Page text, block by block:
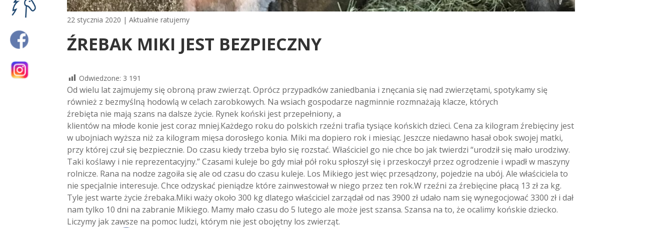
22 stycznia 2020 |Aktualnie ratujemy
ŹREBAK MIKI JEST BEZPIECZNY
Odwiedzone: 3 191
Od wielu lat zajmujemy się obroną praw zwierząt. Oprócz przypadków zaniedbania i znęcania się nad zwierzętami, spotykamy się
również z bezmyślną hodowlą w celach zarobkowych. Na wsiach gospodarze nagminnie rozmnażają klacze, których
źrebięta nie mają szans na dalsze życie. Rynek koński jest przepełniony, a
klientów na młode konie jest coraz mniej.Każdego roku do polskich rzeźni trafia tysiące końskich dzieci. Cena za kilogram źrebięciny jest
w ubojniach wyższa niż za kilogram mięsa dorosłego konia. Miki ma dopiero rok i miesiąc. Jeszcze niedawno hasał obok swojej matki,
przy której czuł się bezpiecznie. Do czasu kiedy trzeba było się rozstać. Właściciel go nie chce bo jak twierdzi “urodził się mało urodziwy.
Taki koślawy i nie reprezentacyjny.” Czasami kuleje bo gdy miał pół roku spłoszył się i przeskoczył przez ogrodzenie i wpadł w maszyny
rolnicze. Rana na nodze zagoiła się ale od czasu do czasu kuleje. Los Mikiego jest więc przesądzony, pojedzie na ubój. Ale właściciela to
nie specjalnie interesuje. Chce odzyskać pieniądze które zainwestował w niego przez ten rok.W rzeźni za źrebięcine płacą 13 zł za kg.
Tyle jest warte życie źrebaka.Miki waży około 300 kg dlatego właściciel zarządał od nas 3900 zł udało nam się wynegocjować 3300 zł i dał
nam tylko 10 dni na zabranie Mikiego. Mamy mało czasu do 5 lutego ale może jest szansa. Szansa na to, że ocalimy końskie dziecko.
Liczymy jak zawsze na pomoc ludzi, którym nie jest obojętny los zwierząt.